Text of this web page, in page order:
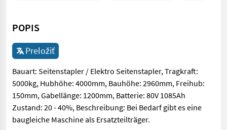
POPIS
Preložiť
Bauart: Seitenstapler / Elektro Seitenstapler, Tragkraft:
5000kg, Hubhöhe: 4000mm, Bauhöhe: 2960mm, Freihub:
150mm, Gabellänge: 1200mm, Batterie: 80V 1085Ah
Zustand: 20 - 40%, Beschreibung: Bei Bedarf gibt es eine
baugleiche Maschine als Ersatzteilträger.